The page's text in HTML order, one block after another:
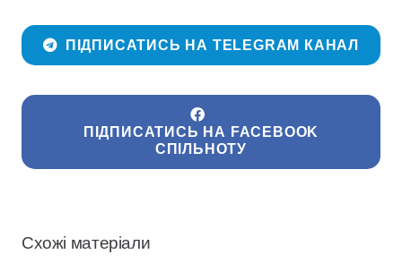
ПІДПИСАТИСЬ НА TELEGRAM КАНАЛ
ПІДПИСАТИСЬ НА FACEBOOK
СПІЛЬНОТУ
Схожі матеріали